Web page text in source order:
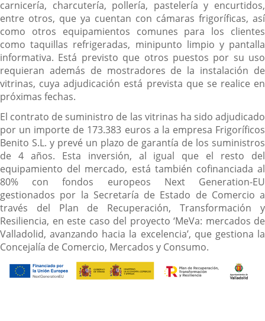
carnicería, charcutería, pollería, pastelería y encurtidos,
entre otros, que ya cuentan con cámaras frigoríficas, así
como otros equipamientos comunes para los clientes
como taquillas refrigeradas, minipunto limpio y pantalla
informativa. Está previsto que otros puestos por su uso
requieran además de mostradores de la instalación de
vitrinas, cuya adjudicación está prevista que se realice en
próximas fechas.
El contrato de suministro de las vitrinas ha sido adjudicado
por un importe de 173.383 euros a la empresa Frigoríficos
Benito S.L. y prevé un plazo de garantía de los suministros
de 4 años. Esta inversión, al igual que el resto del
equipamiento del mercado, está también cofinanciada al
80% con fondos europeos Next Generation-EU
gestionados por la Secretaría de Estado de Comercio a
través del Plan de Recuperación, Transformación y
Resiliencia, en este caso del proyecto ‘MeVa: mercados de
Valladolid, avanzando hacia la excelencia’, que gestiona la
Concejalía de Comercio, Mercados y Consumo.